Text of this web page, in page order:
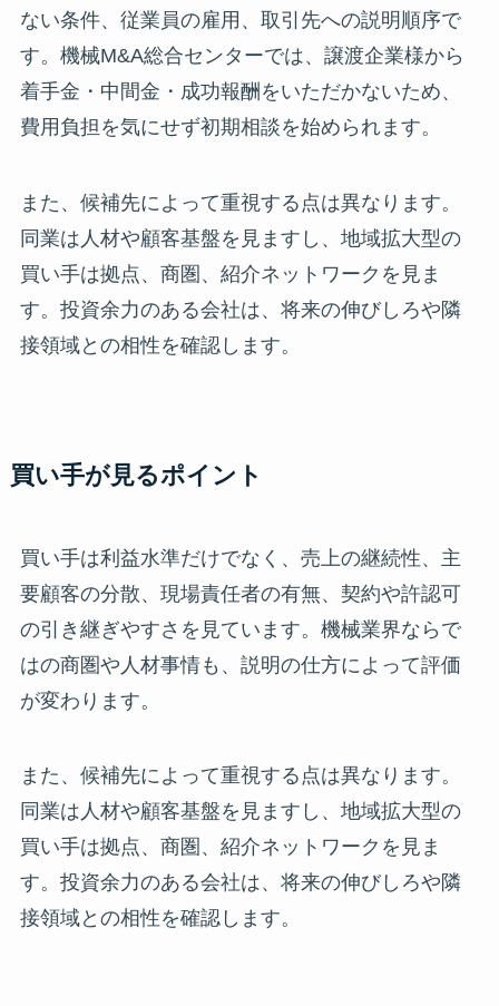
ない条件、従業員の雇用、取引先への説明順序で
す。機械M&A総合センターでは、譲渡企業様から
着手金・中間金・成功報酬をいただかないため、
費用負担を気にせず初期相談を始められます。
また、候補先によって重視する点は異なります。
同業は人材や顧客基盤を見ますし、地域拡大型の
買い手は拠点、商圏、紹介ネットワークを見ま
す。投資余力のある会社は、将来の伸びしろや隣
接領域との相性を確認します。
買い手が見るポイント
買い手は利益水準だけでなく、売上の継続性、主
要顧客の分散、現場責任者の有無、契約や許認可
の引き継ぎやすさを見ています。機械業界ならで
はの商圏や人材事情も、説明の仕方によって評価
が変わります。
また、候補先によって重視する点は異なります。
同業は人材や顧客基盤を見ますし、地域拡大型の
買い手は拠点、商圏、紹介ネットワークを見ま
す。投資余力のある会社は、将来の伸びしろや隣
接領域との相性を確認します。